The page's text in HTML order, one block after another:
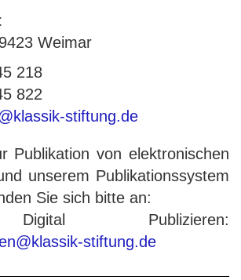
Weimar
218
822
stiftung.de
Publikation von elektronischen
unserem Publikationssystem
Sie sich bitte an:
Publizieren:
stiftung.de